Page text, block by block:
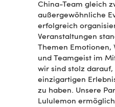
China-Team gleich
außergewöhnliche
erfolgreich
Veranstaltungen
Themen Emotionen,
und Teamgeist im
wir sind stolz darauf,
einzigartigen
zu haben. Unsere
Lululemon